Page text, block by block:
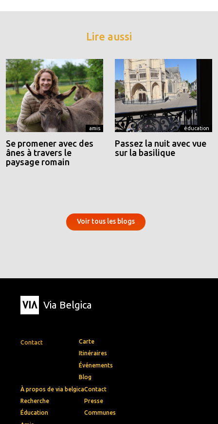
Lire aussi
amis
Se promener avec des
ânes à travers le
paysage romain
éducation
Passez la nuit avec vue
sur la basilique
Voir tous les blogs
Via Belgica
Contact
Carte
Itinéraires
Événements
Blog
À propos de via belgica
Recherche
Éducation
Contact
Presse
Communes